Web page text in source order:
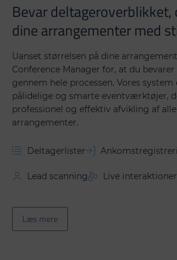
Bevar deltageroverblikket,
dine arrangementer med
Uanset størrelsen på dine
Conference Manager for, at du
gennem hele processen. Vores
pålidelige og smarte eventværktøjer,
professionel og effektiv afvikling af
arrangementer.
Deltagerlister
Lead scanning Live interaktioner
Læs mere